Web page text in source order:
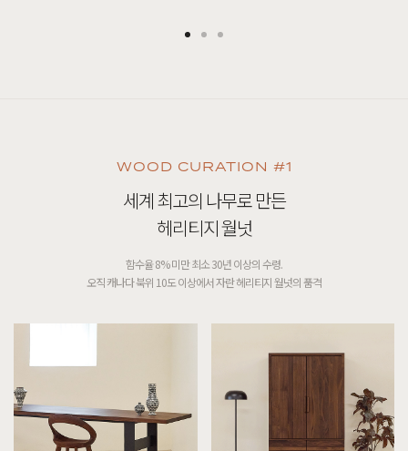
WOOD CURATION #1
세계 최고의 나무로 만든
헤리티지 월넛
함수율 8% 미만 최소 30년 이상의 수령.
오직 캐나다 북위 10도 이상에서 자란 헤리티지 월넛의 품격